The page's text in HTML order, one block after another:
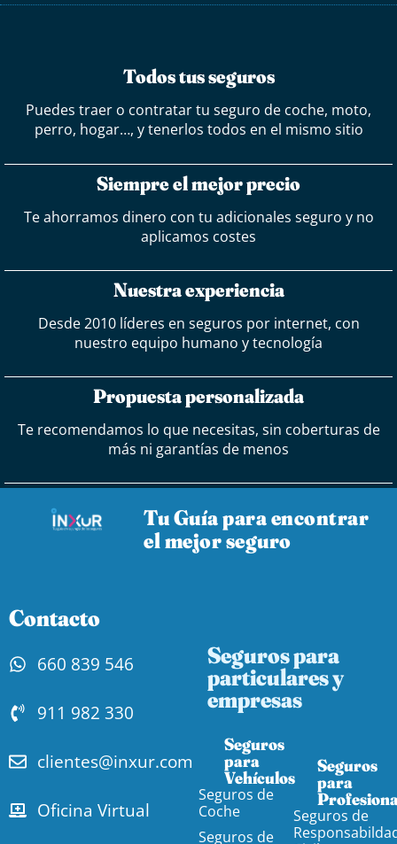
Todos tus seguros
Puedes traer o contratar tu seguro de coche, moto,
perro, hogar…, y tenerlos todos en el mismo sitio
Siempre el mejor precio
Te ahorramos dinero con tu adicionales seguro y no
aplicamos costes
Nuestra experiencia
Desde 2010 líderes en seguros por internet, con
nuestro equipo humano y tecnología
Propuesta personalizada
Te recomendamos lo que necesitas, sin coberturas de
más ni garantías de menos
Tu Guía para encontrar
el mejor seguro
Contacto
660 839 546
911 982 330
clientes@inxur.com
Oficina Virtual
Seguros para
particulares y
empresas
Seguros
para
Vehículos​
Seguros de
Coche
Seguros de
Seguros
para
Seguros de